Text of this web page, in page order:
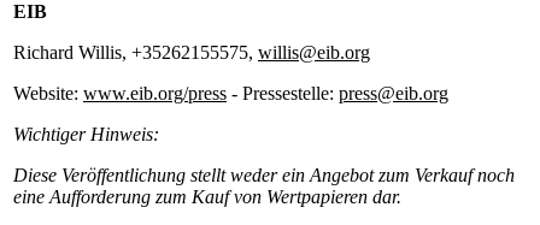
EIB
Richard Willis, +35262155575, willis@eib.org
Website: www.eib.org/press - Pressestelle: press@eib.org
Wichtiger Hinweis:
Diese Veröffentlichung stellt weder ein Angebot zum Verkauf noch
eine Aufforderung zum Kauf von Wertpapieren dar.